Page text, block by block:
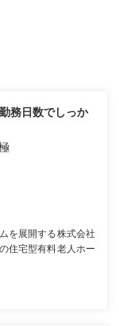
務日数でしっか
を展開する株式会社
住宅型有料老人ホー